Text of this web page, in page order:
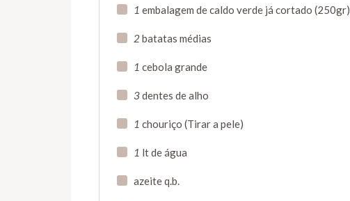
1 embalagem de caldo verde já cortado (250gr)
2batatas médias
1 cebola grande
3dentes de alho
1 chouriço (Tirar a pele)
1 lt de água
azeite q.b.